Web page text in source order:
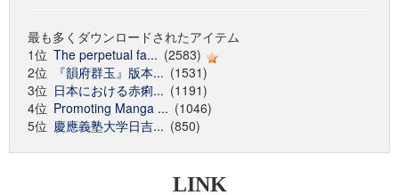
最も多くダウンロードされたアイテム
1位 The perpetual fa... (2583)
2位
『韻府群玉』版本... (1531)
3位 日本における赤痢... (1191)
4位 Promoting Manga ... (1046)
5位 慶應義塾大学日吉... (850)
LINK